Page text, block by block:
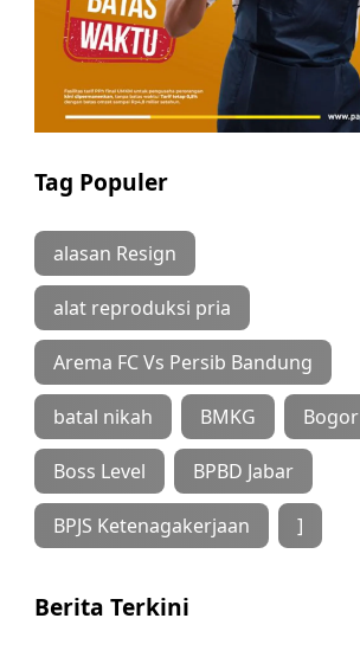
Tag Populer
alasan Resign
alat reproduksi pria
Arema FC Vs Persib Bandung
batal nikah BMKG Bogor
Boss Level BPBD Jabar
BPJS Ketenagakerjaan ]
Berita Terkini